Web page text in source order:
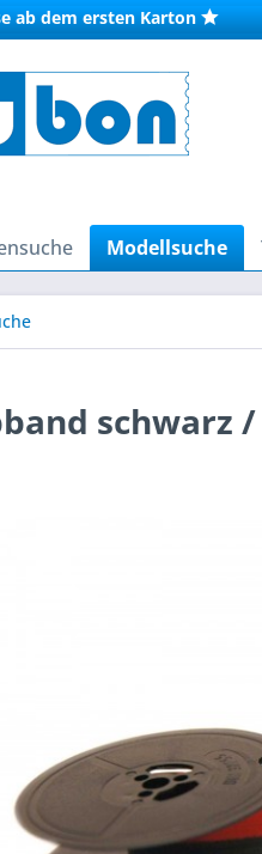
ab dem ersten Karton
Modellsuche
schwarz